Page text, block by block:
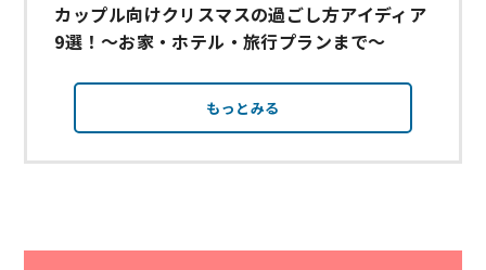
カップル向けクリスマスの過ごし方アイディア
9選！～お家・ホテル・旅行プランまで～
もっとみる